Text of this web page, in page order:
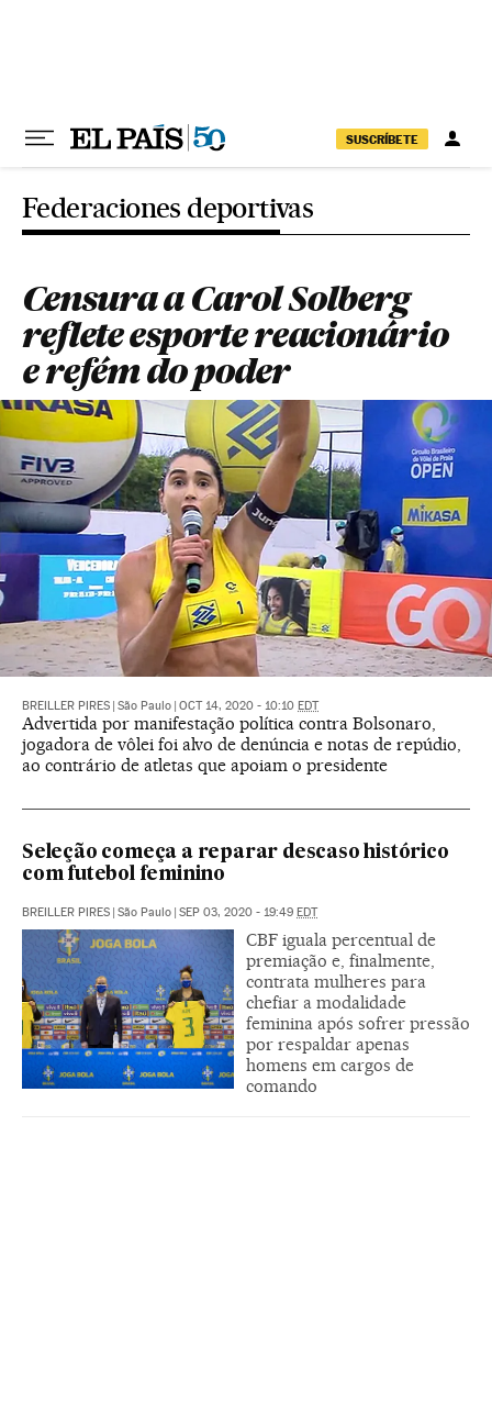
SUSCRÍBETE
Federaciones deportivas
Censura a Carol Solberg
reflete esporte reacionário
e refém do poder
BREILLER PIRES São Paulo OCT 14, 2020 - 10:10 EDT
Advertida por manifestação política contra Bolsonaro,
jogadora de vôlei foi alvo de denúncia e notas de repúdio,
ao contrário de atletas que apoiam o presidente
Seleção começa a reparar descaso histórico
com futebol feminino
BREILLER PIRES São Paulo SEP 03, 2020 - 19:49 EDT
CBF iguala percentual de
premiação e, finalmente,
contrata mulheres para
chefiar a modalidade
feminina após sofrer pressão
por respaldar apenas
homens em cargos de
comando